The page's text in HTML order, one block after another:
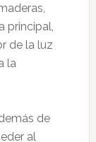
principal,
de la luz
la
de
al